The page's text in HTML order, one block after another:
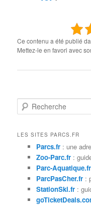
Ce contenu a été publié
Mettez-le en favori avec
e
hLES SITES PARCS.FR
Parcs.fr: une
Zoo-Parc.fr:
Parc-Aquatique.fr
ParcPasCher.fr:
StationSki.fr: